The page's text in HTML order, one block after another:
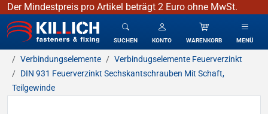
Der Mindestpreis pro Artikel beträgt 2 Euro ohne MwSt.
KILLICH - Verbindungselemente
SUCHEN KONTO WARENKORB MENÜ
Verbindungselemente
Verbindugselemente Feuerverzinkt
DIN 931 Feuerverzinkt Sechskantschrauben Mit Schaft,
Teilgewinde